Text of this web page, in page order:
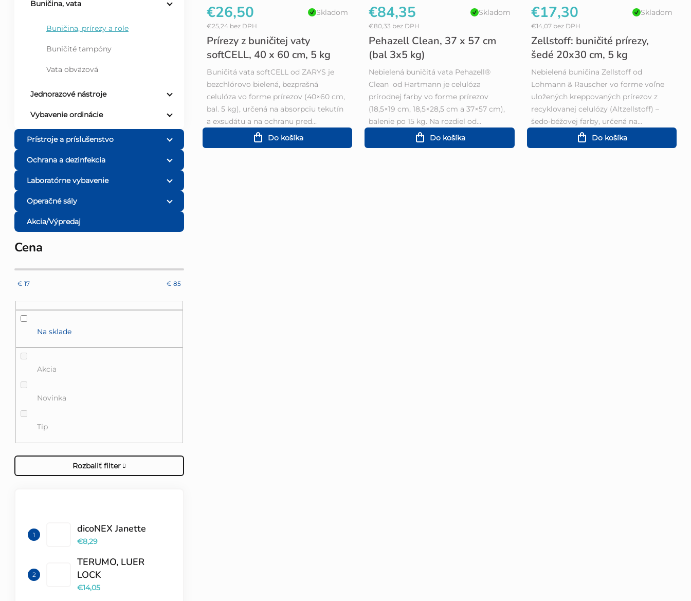
Buničina, vata
Buničina, prírezy a role
Buničité tampóny
Vata obväzová
Jednorazové nástroje
Vybavenie ordinácie
Prístroje a príslušenstvo
Ochrana a dezinfekcia
Laboratórne vybavenie
Operačné sály
Akcia/Výpredaj
Cena
€ 17 € 85
Na sklade
Akcia
Novinka
Tip
Rozbaliť filter
dicoNEX Janette
€8,29
TERUMO, LUER
LOCK
€14,05
r
o
d
u
k
t
Prírezy z buničitej vaty
softCELL, 40 x 60 cm, 5 kg
Skladom
€25,24 bez DPH
€26,50
Do košíka
Buničitá vata softCELL od ZARYS je
bezchlórovo bielená, bezprašná
celulóza vo forme prírezov (40×60 cm,
bal. 5 kg), určená na absorpciu tekutín
a exsudátu a na ochranu pred...
Pehazell Clean, 37 x 57 cm
(bal 3x5 kg)
Skladom
€80,33 bez DPH
€84,35
Do košíka
Nebielená buničitá vata Pehazell®
Clean od Hartmann je celulóza
prírodnej farby vo forme prírezov
(18,5×19 cm, 18,5×28,5 cm a 37×57 cm),
balenie po 15 kg. Na rozdiel od...
Zellstoff: buničité prírezy,
šedé 20x30 cm, 5 kg
Skladom
€14,07 bez DPH
€17,30
Do košíka
Nebielená buničina Zellstoff od
Lohmann & Rauscher vo forme voľne
uložených kreppovaných prírezov z
recyklovanej celulózy (Altzellstoff) –
šedo-béžovej farby, určená na...